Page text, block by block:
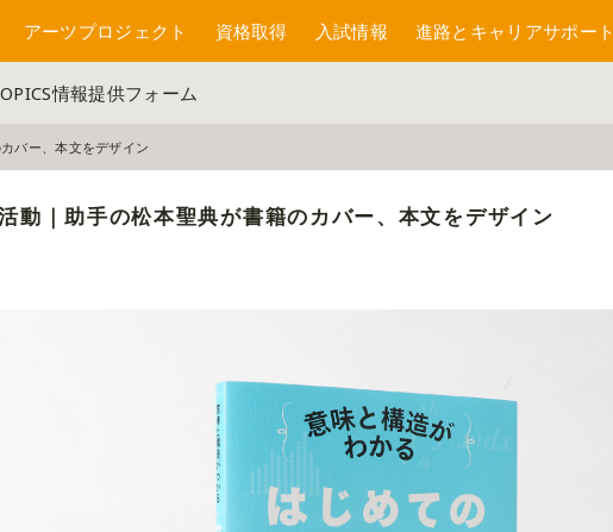
アーツプロジェクト 資格取得 入試情報 進路とキャリアサポート
情報提供フォーム
バー、本文をデザイン
動｜助手の松本聖典が書籍のカバー、本文をデザイン